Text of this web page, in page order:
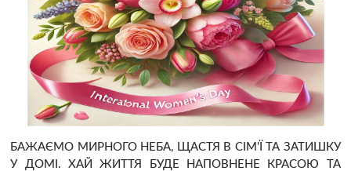
БАЖАЄМО МИРНОГО НЕБА, ЩАСТЯ В СІМ'Ї ТА ЗАТИШКУ
У ДОМІ. ХАЙ ЖИТТЯ БУДЕ НАПОВНЕНЕ КРАСОЮ ТА